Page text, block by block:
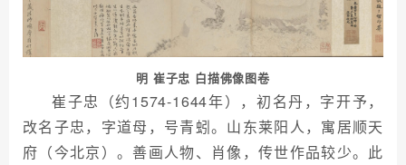
明 崔子忠 白描佛像图卷
崔子忠（约1574-1644年），初名丹，字开予，
改名子忠，字道母，号青蚓。山东莱阳人，寓居顺天
府（今北京）。善画人物、肖像，传世作品较少。此